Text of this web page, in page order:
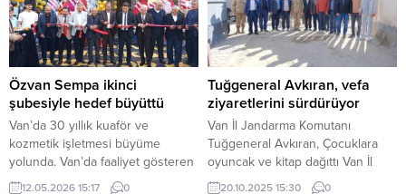
eklenmemişse bu alan boş kalır.
olarak bu şekilde gösterilir,
eklenmemişse bu alan boş kalır.
Özvan Sempa ikinci
şubesiyle hedef büyüttü
Van’da 30 yıllık kuaför ve
kozmetik işletmesi büyüme
yolunda. Van’da faaliyet gösteren
Özvan Sempa Kozmetik, kuaför
12.05.2026 15:17 0
Tuğgeneral Avkıran, vefa
ziyaretlerini sürdürüyor
Van İl Jandarma Komutanı
Tuğgeneral Avkıran, Çocuklara
oyuncak ve kitap dağıttı Van İl
Jandarma Komutanı Tuğgeneral
20.10.2025 15:30 0